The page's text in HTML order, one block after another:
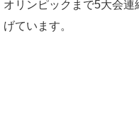
オリンピックまで5大会
げています。